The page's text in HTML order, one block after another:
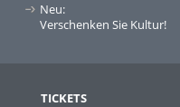
Neu:
Verschenken Sie Kultur!
TICKETS